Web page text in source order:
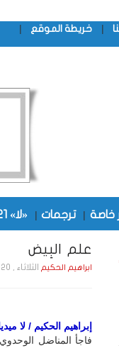
| خريطة الموقع |
خاصة | ترجمات | «لا» 21 السياسي
علم البِيض
ابراهيم الحكيم الثلاثاء , 20 يـنـاير , 2026 الساعة 12:02:28 AM
إبراهيم الحكيم / لا
فاجأ المناضل